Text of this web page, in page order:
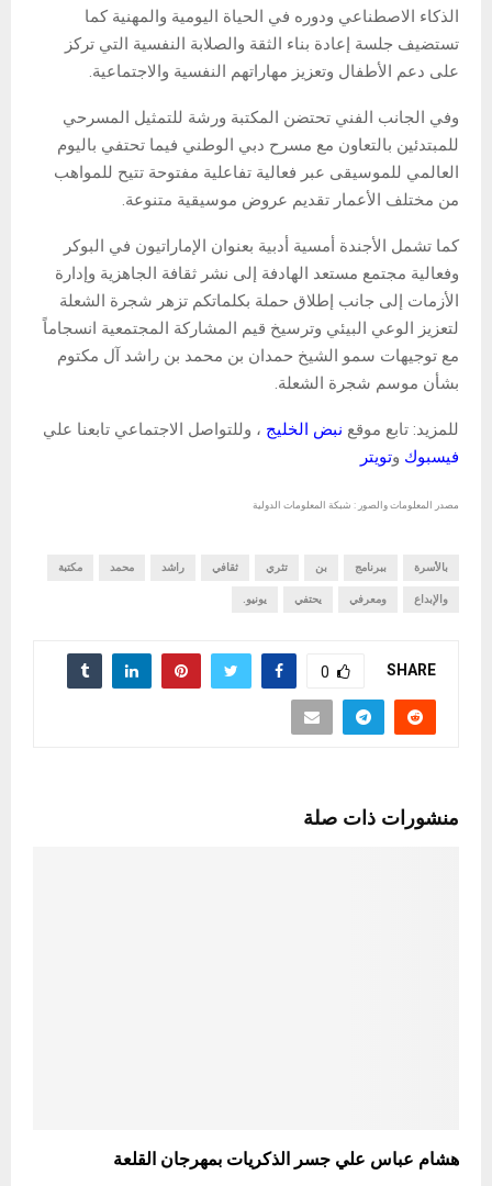
الذكاء الاصطناعي ودوره في الحياة اليومية والمهنية كما
تستضيف جلسة إعادة بناء الثقة والصلابة النفسية التي تركز
على دعم الأطفال وتعزيز مهاراتهم النفسية والاجتماعية.
وفي الجانب الفني تحتضن المكتبة ورشة للتمثيل المسرحي
للمبتدئين بالتعاون مع مسرح دبي الوطني فيما تحتفي باليوم
العالمي للموسيقى عبر فعالية تفاعلية مفتوحة تتيح للمواهب
من مختلف الأعمار تقديم عروض موسيقية متنوعة.
كما تشمل الأجندة أمسية أدبية بعنوان الإماراتيون في البوكر
وفعالية مجتمع مستعد الهادفة إلى نشر ثقافة الجاهزية وإدارة
الأزمات إلى جانب إطلاق حملة بكلماتكم تزهر شجرة الشعلة
لتعزيز الوعي البيئي وترسيخ قيم المشاركة المجتمعية انسجاماً
مع توجيهات سمو الشيخ حمدان بن محمد بن راشد آل مكتوم
بشأن موسم شجرة الشعلة.
للمزيد: تابع موقع نبض الخليج ، وللتواصل الاجتماعي تابعنا علي
فيسبوك وتويتر
مصدر المعلومات والصور : شبكة المعلومات الدولية
بالأسرة ببرنامج بن تثري ثقافي راشد محمد مكتبة
والإبداع ومعرفي يحتفي يونيو.
SHARE
0
منشورات ذات صلة
هشام عباس علي جسر الذكريات بمهرجان القلعة